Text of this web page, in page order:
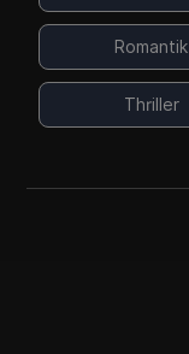
Romantik
Thriller